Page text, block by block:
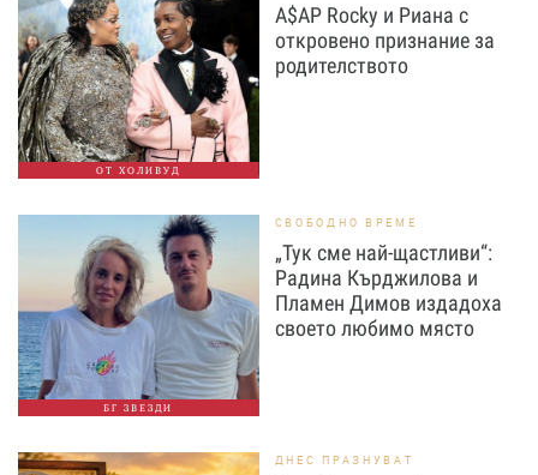
ОТ ХОЛИВУД
A$AP Rocky и Риана с
откровено признание за
родителството
БГ ЗВЕЗДИ
СВОБОДНО ВРЕМЕ
„Тук сме най-щастливи“:
Радина Кърджилова и
Пламен Димов издадоха
своето любимо място
ДНЕС ПРАЗНУВАТ